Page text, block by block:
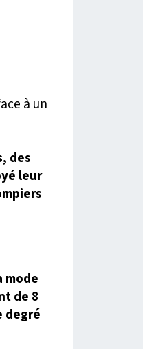
des
leur
mode
de 8
degré